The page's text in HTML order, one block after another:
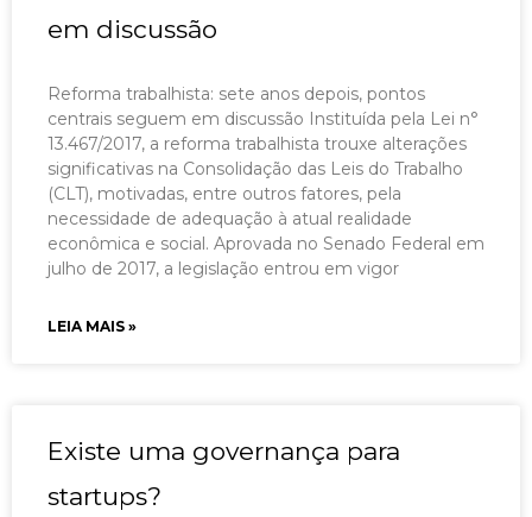
em discussão
Reforma trabalhista: sete anos depois, pontos
centrais seguem em discussão Instituída pela Lei n°
13.467/2017, a reforma trabalhista trouxe alterações
significativas na Consolidação das Leis do Trabalho
(CLT), motivadas, entre outros fatores, pela
necessidade de adequação à atual realidade
econômica e social. Aprovada no Senado Federal em
julho de 2017, a legislação entrou em vigor
LEIA MAIS »
Existe uma governança para
startups?